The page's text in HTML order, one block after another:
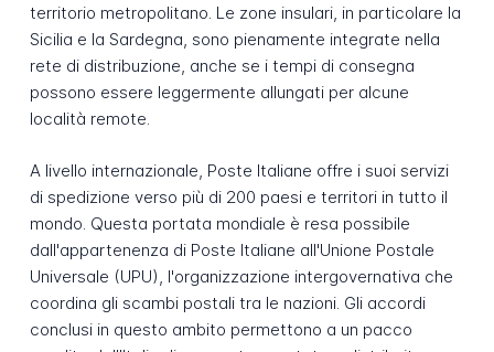
territorio metropolitano. Le zone insulari, in particolare la
Sicilia e la Sardegna, sono pienamente integrate nella
rete di distribuzione, anche se i tempi di consegna
possono essere leggermente allungati per alcune
località remote.
A livello internazionale, Poste Italiane offre i suoi servizi
di spedizione verso più di 200 paesi e territori in tutto il
mondo. Questa portata mondiale è resa possibile
dall'appartenenza di Poste Italiane all'Unione Postale
Universale (UPU), l'organizzazione intergovernativa che
coordina gli scambi postali tra le nazioni. Gli accordi
conclusi in questo ambito permettono a un pacco